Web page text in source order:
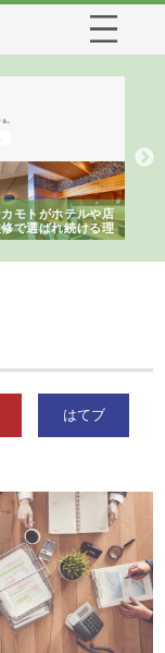
モトがホテルや店
で選ばれ続ける理
はてブ